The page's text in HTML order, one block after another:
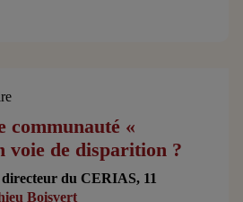
communauté «
voie de disparition ?
du CERIAS, 11
Boisvert